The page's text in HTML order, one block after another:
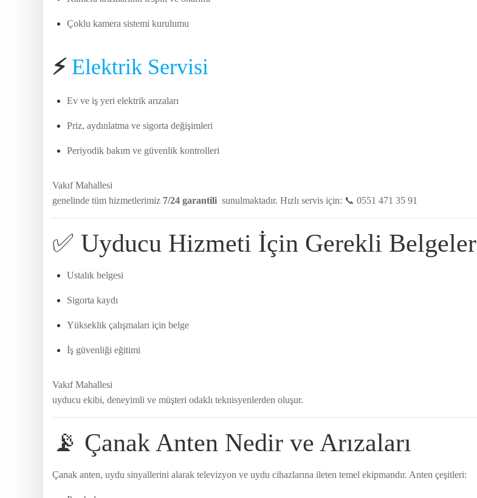
Çoklu kamera sistemi kurulumu
⚡ Elektrik Servisi
Ev ve iş yeri elektrik arızaları
Priz, aydınlatma ve sigorta değişimleri
Periyodik bakım ve güvenlik kontrolleri
Vakıf Mahallesi
genelinde tüm hizmetlerimiz 7/24 garantili sunulmaktadır. Hızlı servis için: 📞 0551 471 35 91
✅ Uyducu Hizmeti İçin Gerekli Belgeler
Ustalık belgesi
Sigorta kaydı
Yükseklik çalışmaları için belge
İş güvenliği eğitimi
Vakıf Mahallesi
uyducu ekibi, deneyimli ve müşteri odaklı teknisyenlerden oluşur.
📡 Çanak Anten Nedir ve Arızaları
Çanak anten, uydu sinyallerini alarak televizyon ve uydu cihazlarına ileten temel ekipmandır. Anten çeşitleri: